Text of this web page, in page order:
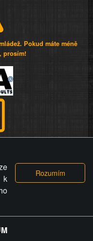
Pokud máte méně
prosím!
opatření provozovatele
fotografii nebo video na
fotografie, videa nebo
uplatnit vůči
náhradu škody nebo
k